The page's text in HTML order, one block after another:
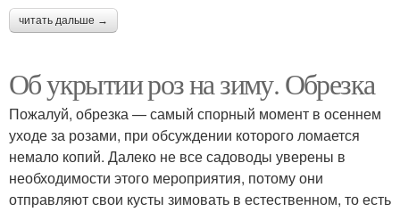
читать дальше →
Об укрытии роз на зиму. Обрезка
Пожалуй, обрезка — самый спорный момент в осеннем
уходе за розами, при обсуждении которого ломается
немало копий. Далеко не все садоводы уверены в
необходимости этого мероприятия, потому они
отправляют свои кусты зимовать в естественном, то есть